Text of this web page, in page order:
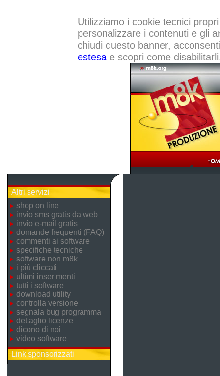
Utilizziamo i cookie tecnici
personalizzare i contenuti e gli
chiudi questo banner,
estesae scopri come
Altri servizi
shop on line
invio sms gratis da web
invio e-mail gratis
domande frequenti (FAQ)
commenti ai software
specifiche tecniche
software non m8k
i più cliccati
ultimi inserimenti
tutti i software
download utility
controlla versione
segnala bug programma
dettaglio licenze
dicono di noi
video software
Link sponsorizzati